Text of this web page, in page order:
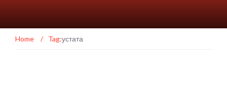
Home / Tag:устата